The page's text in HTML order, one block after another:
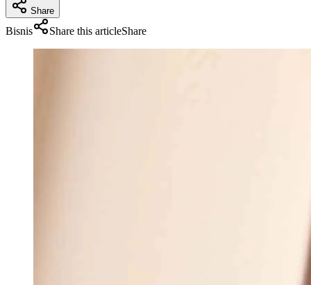
Share
Bisnis Share this articleShare